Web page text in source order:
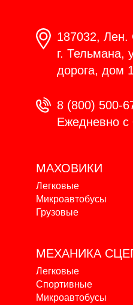
187032, Лен.
г. Тельмана,
дорога, дом
8 (800) 500-
Ежедневно с
МАХОВИКИ
Легковые
Микроавтобусы
Грузовые
МЕХАНИКА
Легковые
Спортивные
Микроавтобусы